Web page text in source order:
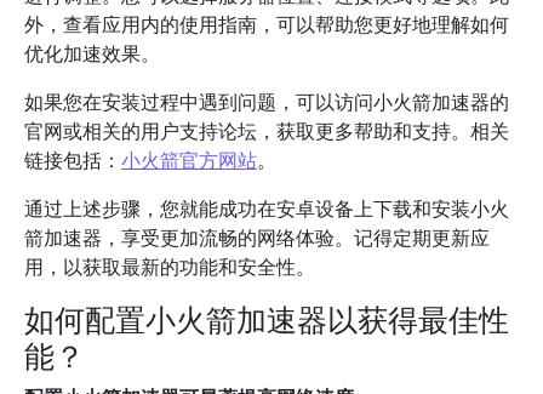
外，查看应用内的使用指南，可以帮助您更好地理解如何
优化加速效果。
如果您在安装过程中遇到问题，可以访问小火箭加速器的
官网或相关的用户支持论坛，获取更多帮助和支持。相关
链接包括： 小火箭官方网站。
通过上述步骤，您就能成功在安卓设备上下载和安装小火
箭加速器，享受更加流畅的网络体验。记得定期更新应
用，以获取最新的功能和安全性。
如何配置小火箭加速器以获得最佳性
能？